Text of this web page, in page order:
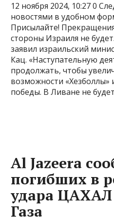
12 ноября 2024, 10:27 0
новостями в удобном
Присылайте!
стороны Израиля не
заявил израильский
Кац. «Наступательную
продолжать, чтобы
возможности «Хезболлы»
победы. В Ливане не
Al Jazeera
погибших в
удара ЦАХАЛ
Газа